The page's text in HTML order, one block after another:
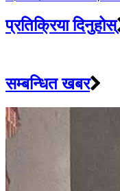
प्रतिक्रिया दिनुहोस्
सम्बन्धित खबर